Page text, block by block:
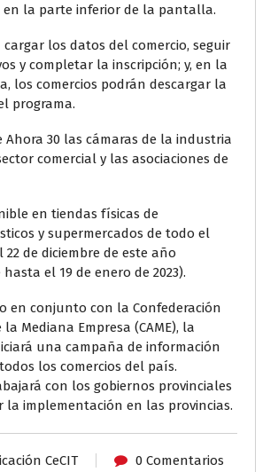
en la parte inferior de la pantalla.
los datos del comercio, seguir
y completar la inscripción; y, en la
los comercios podrán descargar la
programa.
Ahora 30 las cámaras de la industria
comercial y las asociaciones de
en tiendas físicas de
y supermercados de todo el
de diciembre de este año
el 19 de enero de 2023).
en conjunto con la Confederación
Mediana Empresa (CAME), la
una campaña de información
los comercios del país.
con los gobiernos provinciales
la implementación en las provincias.
CeCIT 0 Comentarios